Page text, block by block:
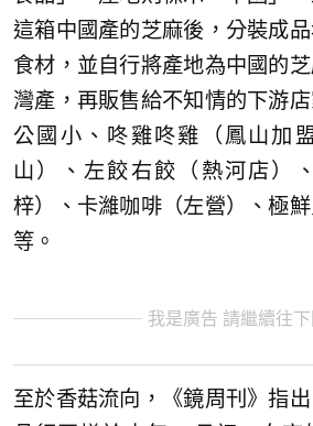
這箱中國產的芝麻後，分裝成
食材，並自行將產地為中國的
灣產，再販售給不知情的下游
公國小、咚雞咚雞（鳳山加
山）、左餃右餃（熱河店）
梓）、卡濰咖啡（左營）、極鮮
等。
我是廣告 請繼續往
至於香菇流向，《鏡周刊》指